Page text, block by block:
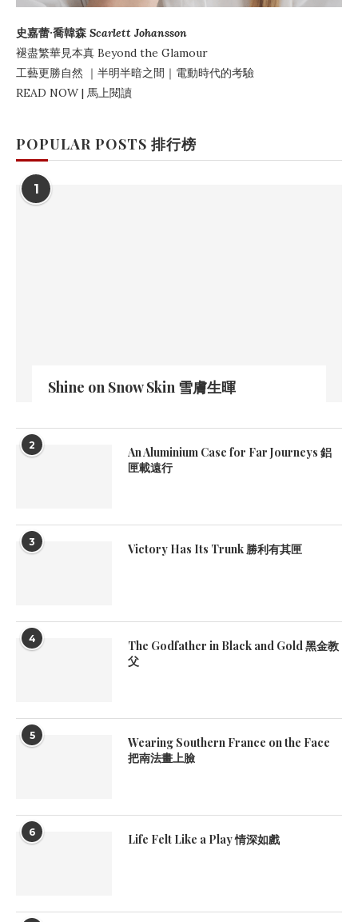
史嘉蕾·喬韓森 Scarlett Johansson
褪盡繁華見本真 Beyond the Glamour
工藝更勝自然 ｜ 半明半暗之間 ｜電動時代的考驗
READ NOW | 馬上閱讀
POPULAR POSTS 排行榜
1
Shine on Snow Skin 雪膚生暉
2
An Aluminium Case for Far Journeys 鋁
匣載遠行
3 Victory Has Its Trunk 勝利有其匣
4
The Godfather in Black and Gold 黑金教
父
5
Wearing Southern France on the Face
把南法畫上臉
6 Life Felt Like a Play 情深如戲